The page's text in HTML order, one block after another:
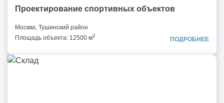
Проектирование спортивных объектов
Москва, Тушинский район
Площадь объекта: 12500 м2
ПОДРОБНЕЕ